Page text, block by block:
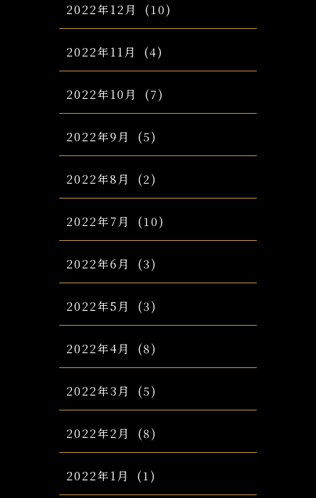
2022年12月 (10)
2022年11月 (4)
2022年10月 (7)
2022年9月 (5)
2022年8月 (2)
2022年7月 (10)
2022年6月 (3)
2022年5月 (3)
2022年4月 (8)
2022年3月 (5)
2022年2月 (8)
2022年1月 (1)